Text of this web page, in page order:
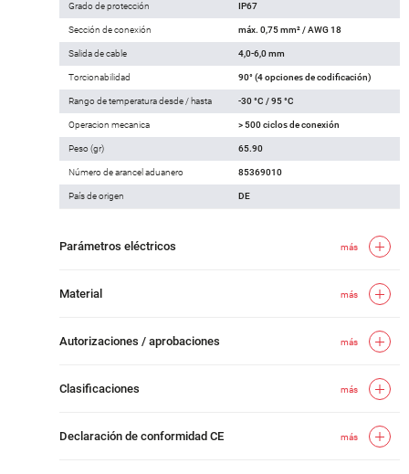
Grado de protección IP67
Sección de conexión máx. 0,75 mm² / AWG 18
Salida de cable 4,0-6,0 mm
Torcionabilidad 90° (4 opciones de codificación)
Rango de temperatura desde / hasta -30 °C / 95 °C
Operacion mecanica > 500 ciclos de conexión
Peso (gr) 65.90
Número de arancel aduanero 85369010
País de origen DE
Parámetros eléctricos más
Material más
Autorizaciones / aprobaciones más
Clasificaciones más
Declaración de conformidad CE más